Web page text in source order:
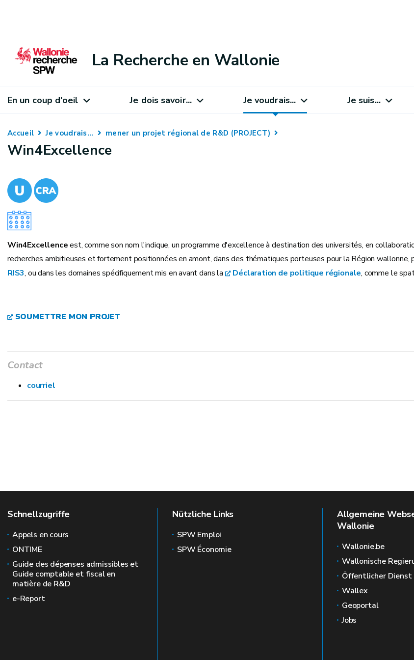
La Recherche en Wallonie
En un coup d'oeil Je dois savoir... Je voudrais... Je suis...
Accueil Je voudrais... mener un projet régional de R&D (PROJECT)
Win4Excellence
Win4Excellenceest, comme son nom l'indique, un programme d'excellence à destination des universités, en
recherches ambitieuses et fortement positionnées en amont, dans des thématiques porteuses pour la Région wallonne,
RIS3, ou dans les domaines spécifiquement mis en avant dans la Déclaration de politique régionale, comme le
SOUMETTRE MON PROJET
Contact
courriel
Schnellzugriffe
Appels en cours
ONTIME
Guide des dépenses admissibles et
Guide comptable et fiscal en
matière de R&D
e-Report
Nützliche Links
SPW Emploi
SPW Économie
Allgemeine
Wallonie
Wallonie.be
Wallonische
Öffentlicher Dienst
Wallex
Geoportal
Jobs